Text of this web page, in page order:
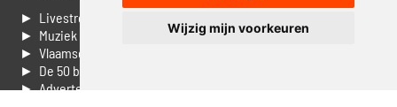
Wijzig mijn voorkeuren
► Livestream informatie
► Muziek opzoeken
► Vlaamse 100 Aller tijden
► De 50 beste van...
► Adverteren op Jouwradio